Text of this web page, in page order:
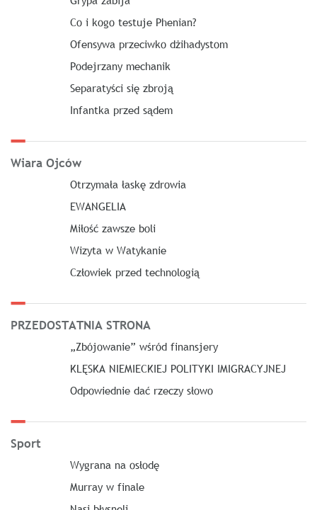
Co i kogo testuje Phenian?
Ofensywa przeciwko dżihadystom
Podejrzany mechanik
Separatyści się zbroją
Infantka przed sądem
Wiara Ojców
Otrzymała łaskę zdrowia
EWANGELIA
Miłość zawsze boli
Wizyta w Watykanie
Człowiek przed technologią
PRZEDOSTATNIA STRONA
„Zbójowanie” wśród finansjery
KLĘSKA NIEMIECKIEJ POLITYKI IMIGRACYJNEJ
Odpowiednie dać rzeczy słowo
Sport
Wygrana na osłodę
Murray w finale